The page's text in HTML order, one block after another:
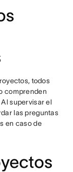
todos
comprenden
supervisar el
las preguntas
en caso de